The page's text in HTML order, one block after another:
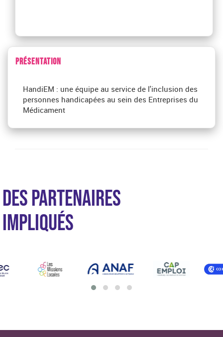
PRÉSENTATION
HandiEM : une équipe au service de l'inclusion des
personnes handicapées au sein des Entreprises du
Médicament
DES PARTENAIRES
IMPLIQUÉS